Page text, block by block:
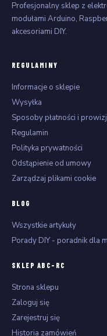
Profesjonalny sklep z
modułami Arduino,
akcesoriami DIY.
REGULAMINY
Informacje o sklepie
Wysyłka
Sposoby płatności i
Regulamin
Polityka prywatności
Odstąpienie od umowy
Zarządzaj plikami cookie
BLOG
Wszystkie artykuły
Porady DIY - poradnik dla
SKLEP ABC-RC
Strona sklepu
Zaloguj się
Zarejestruj się
Historia zamówień